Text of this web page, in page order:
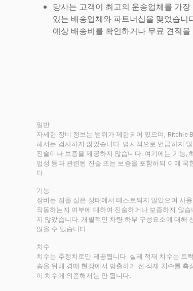
당사는 고객이 최고의 운송업체를 가
있는 배송업체와 파트너십을 맺었습
예상 배송비를 확인하거나 무료 견적
일반
자세한 장비 정보는 범위가 제한되어 있으며,
해서는 검사하지 않았습니다. 명시적으로 언급하지
진술이나 보증을 제공하지 않습니다. 여기에는 기능,
업성 등과 관련된 진술 또는 보증을 포함하되 이에
다.
기능
장비는 짐을 실은 상태에서 테스트되지 않았으며 사
작동하는지 여부에 대하여 진술하거나 보증하지 않
지 않았습니다. 개별적인 차량 하부 구성요소에 대해
않을 수 있습니다.
치수
치수는 추정치로만 제공됩니다. 실제 적재 치수는 트
송을 위해 경매 현장에서 방출하기 전 적재 치수를
이 치수에 의존해서는 안 됩니다.